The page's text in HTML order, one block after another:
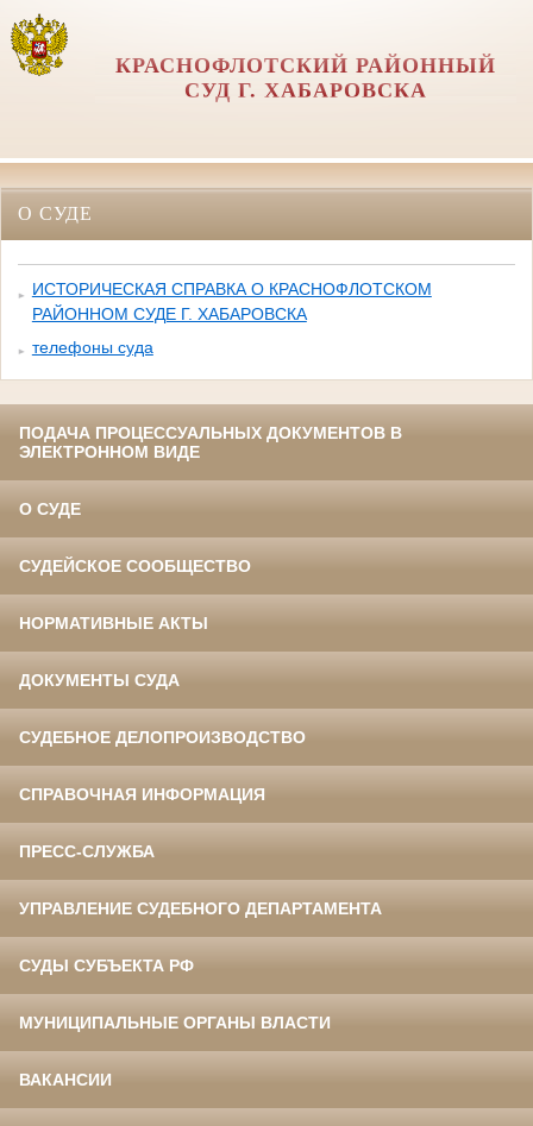
КРАСНОФЛОТСКИЙ РАЙОННЫЙ
СУД Г. ХАБАРОВСКА
О СУДЕ
ИСТОРИЧЕСКАЯ СПРАВКА О КРАСНОФЛОТСКОМ
РАЙОННОМ СУДЕ Г. ХАБАРОВСКА
телефоны суда
ПОДАЧА ПРОЦЕССУАЛЬНЫХ ДОКУМЕНТОВ В
ЭЛЕКТРОННОМ ВИДЕ
О СУДЕ
СУДЕЙСКОЕ СООБЩЕСТВО
НОРМАТИВНЫЕ АКТЫ
ДОКУМЕНТЫ СУДА
СУДЕБНОЕ ДЕЛОПРОИЗВОДСТВО
СПРАВОЧНАЯ ИНФОРМАЦИЯ
ПРЕСС-СЛУЖБА
УПРАВЛЕНИЕ СУДЕБНОГО ДЕПАРТАМЕНТА
СУДЫ СУБЪЕКТА РФ
МУНИЦИПАЛЬНЫЕ ОРГАНЫ ВЛАСТИ
ВАКАНСИИ